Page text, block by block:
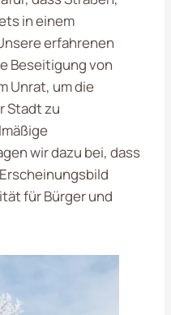
in einem
erfahrenen
Beseitigung von
Unrat, um die
Stadt zu
wir dazu bei, dass
für Bürger und